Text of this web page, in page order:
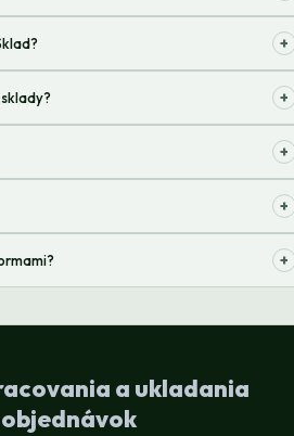
+
+
+
+
+
a ukladania
objednávok